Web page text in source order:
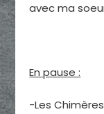
avec ma
En pause :
-Les